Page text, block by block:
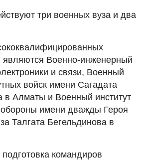
три военных вуза и два
являются Военно-инженерный
и связи, Военный
войск имени Сагадата
в Алматы и Военный институт
имени дважды Героя
Талгата Бегельдинова в
командиров